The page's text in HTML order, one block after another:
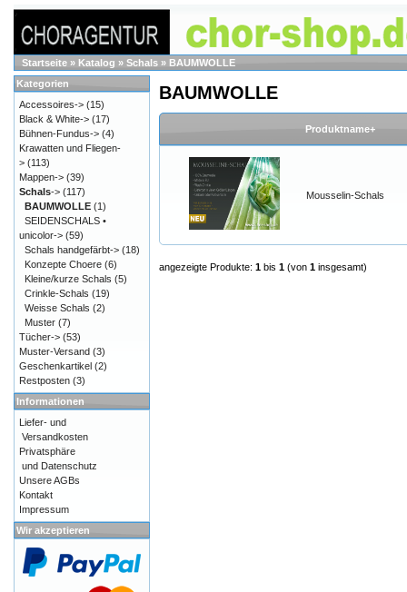
Startseite » Katalog » Schals » BAUMWOLLE
BAUMWOLLE
Produktname+
Mousselin-Schals
angezeigte Produkte: 1 bis 1 (von 1 insgesamt)
Kategorien
Accessoires-> (15)
Black & White-> (17)
Bühnen-Fundus-> (4)
Krawatten und Fliegen-
> (113)
Mappen-> (39)
Schals-> (117)
BAUMWOLLE (1)
SEIDENSCHALS •
unicolor-> (59)
Schals handgefärbt-> (18)
Konzepte Choere (6)
Kleine/kurze Schals (5)
Crinkle-Schals (19)
Weisse Schals (2)
Muster (7)
Tücher-> (53)
Muster-Versand (3)
Geschenkartikel (2)
Restposten (3)
Informationen
Liefer- und
Versandkosten
Privatsphäre
und Datenschutz
Unsere AGBs
Kontakt
Impressum
Wir akzeptieren